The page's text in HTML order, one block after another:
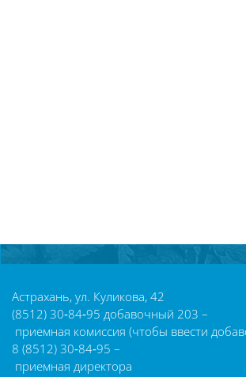
Блоки
Астрахань, ул. Куликова, 42
(8512) 30‑84‑95 добавочный 203 –
приемная комиссия (чтобы ввести
8 (8512) 30‑84‑95 –
приемная директора